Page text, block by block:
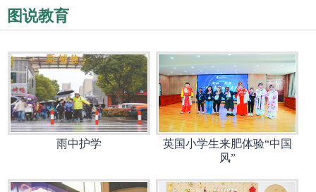
图说教育
雨中护学
英国小学生来肥体验“中国
风”